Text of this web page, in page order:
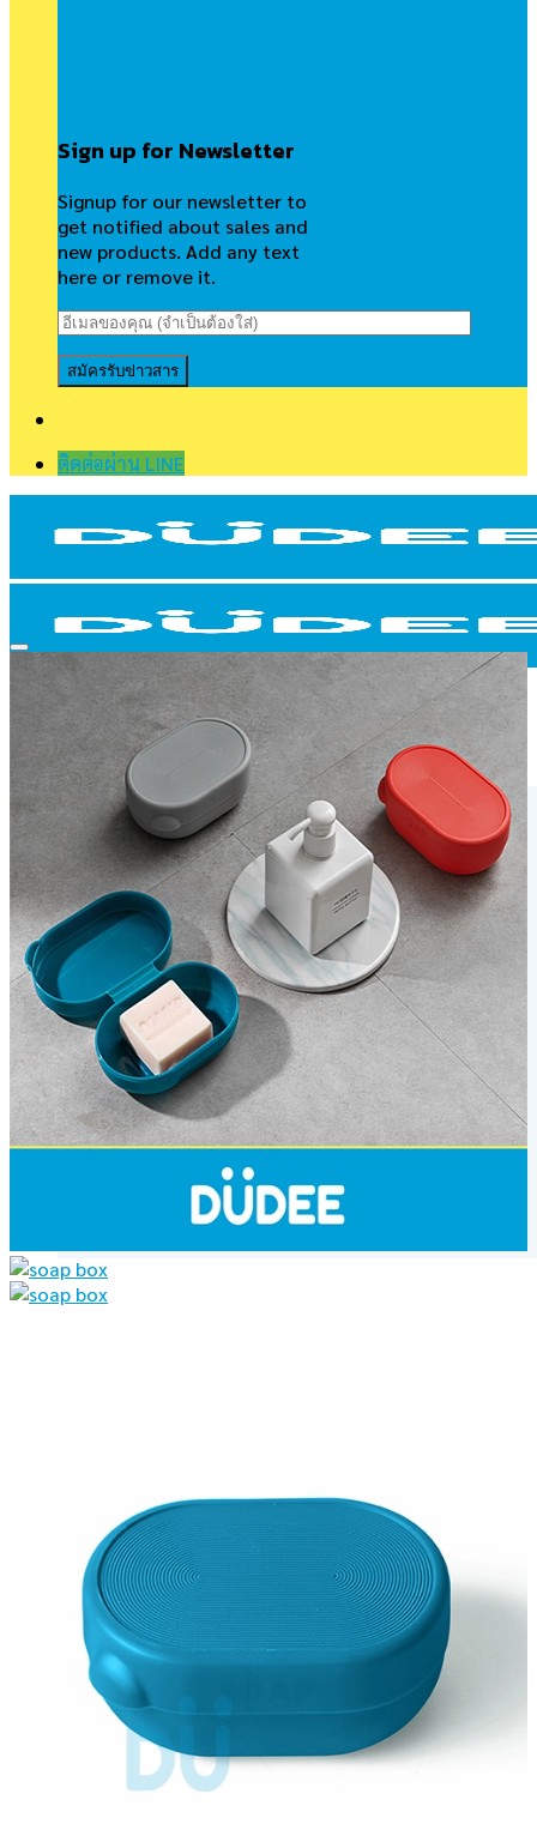
Sign up for Newsletter
Signup for our newsletter to
get notified about sales and
new products. Add any text
here or remove it.
ติดต่อผ่าน LINE
หน้าแรก
สินค้าทั้งหมด
สินค้าแยกหมวด
สินค้าทั้งหมด
สินค้าแนะนำ
ม่านบังแดดรถยนต์
นาฬิกาแขวนผนัง
Fidget Toy
ปากกา เครื่องเขียน
หมวก
พวงกุญแจ
สายคล้องบัตร
อุปกรณ์ใส่อาหาร
ร่มพับ
ร่มตอนเดียว
ร่มกอล์ฟ
ถุงผ้า กระเป๋าผ้า
ถุงกระสอบ
ถุงผ้าร่ม
Add to wishlist